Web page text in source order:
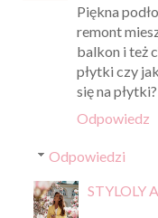
Piękna
remont
balkon i też
płytki czy
się na
Odpowiedz
Odpowiedzi
STYLOLY